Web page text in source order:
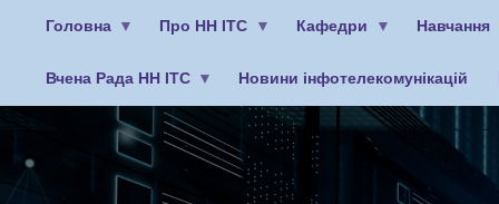
Головна Про НН ІТС Кафедри Навчання
Вчена Рада НН ІТС Новини інфотелекомунікацій
облікового